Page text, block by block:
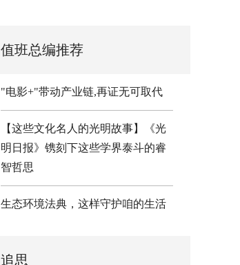
值班总编推荐
"电影+"带动产业链,再证无可取代
【这些文化名人的光明故事】《光
明日报》镌刻下这些学界泰斗的睿
智哲思
生态环境法典，这样守护咱的生活
追思